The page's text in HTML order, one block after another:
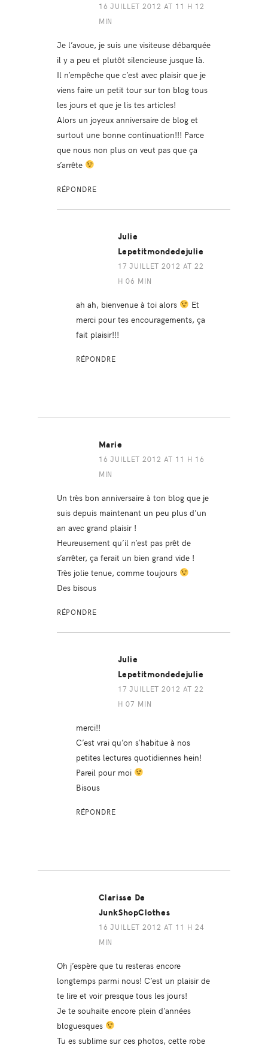
16 JUILLET 2012 AT 11 H 12
MIN
Je l’avoue, je suis une visiteuse débarquée
il y a peu et plutôt silencieuse jusque là.
Il n’empêche que c’est avec plaisir que je
viens faire un petit tour sur ton blog tous
les jours et que je lis tes articles!
Alors un joyeux anniversaire de blog et
surtout une bonne continuation!!! Parce
que nous non plus on veut pas que ça
s’arrête
RÉPONDRE
Julie
Lepetitmondedejulie
17 JUILLET 2012 AT 22
H 06 MIN
ah ah, bienvenue à toi alors
Et
merci pour tes encouragements, ça
fait plaisir!!!
RÉPONDRE
Marie
16 JUILLET 2012 AT 11 H 16
MIN
Un très bon anniversaire à ton blog que je
suis depuis maintenant un peu plus d’un
an avec grand plaisir !
Heureusement qu’il n’est pas prêt de
s’arrêter, ça ferait un bien grand vide !
Très jolie tenue, comme toujours
Des bisous
RÉPONDRE
Julie
Lepetitmondedejulie
17 JUILLET 2012 AT 22
H 07 MIN
merci!!
C’est vrai qu’on s’habitue à nos
petites lectures quotidiennes hein!
Pareil pour moi
Bisous
RÉPONDRE
Clarisse De
JunkShopClothes
16 JUILLET 2012 AT 11 H 24
MIN
Oh j’espère que tu resteras encore
longtemps parmi nous! C’est un plaisir de
te lire et voir presque tous les jours!
Je te souhaite encore plein d’années
bloguesques
Tu es sublime sur ces photos, cette robe